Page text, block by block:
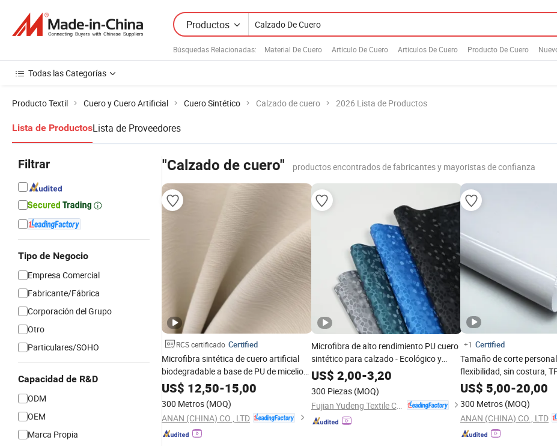
Productos
Búsquedas Relacionadas: Material De Cuero Artículo De Cuero Artículos De Cuero Producto De Cuero
Todas las Categorías
Producto Textil Cuero y Cuero Artificial Cuero Sintético Calzado de cuero 2026 Lista de Productos
Lista de ProductosLista de Proveedores
Filtrar
Tipo de Negocio
Empresa Comercial
Fabricante/Fábrica
Corporación del Grupo
Otro
Particulares/SOHO
Capacidad de R&D
ODM
OEM
Marca Propia
"Calzado de cuero" productos encontrados de fabricantes y mayoristas de confianza
RCS certificado Certified
Microfibra sintética de cuero artificial
biodegradable a base de PU de micelio
natural para calzado de compradores
conscientes del medio ambiente
US$ 12,50-15,00
300 Metros (MOQ)
ANAN (CHINA) CO., LTD
Microfibra de alto rendimiento PU cuero
sintético para calzado - Ecológico y
resistente a la abrasión
US$ 2,00-3,20
300 Piezas (MOQ)
Fujian Yudeng Textile Co., Ltd.
+1 Certified
Tamaño de corte
flexibilidad, sin costura,
fabricación de calzado
cuero
US$ 5,00-20,00
300 Metros (MOQ)
ANAN (CHINA) CO., LTD